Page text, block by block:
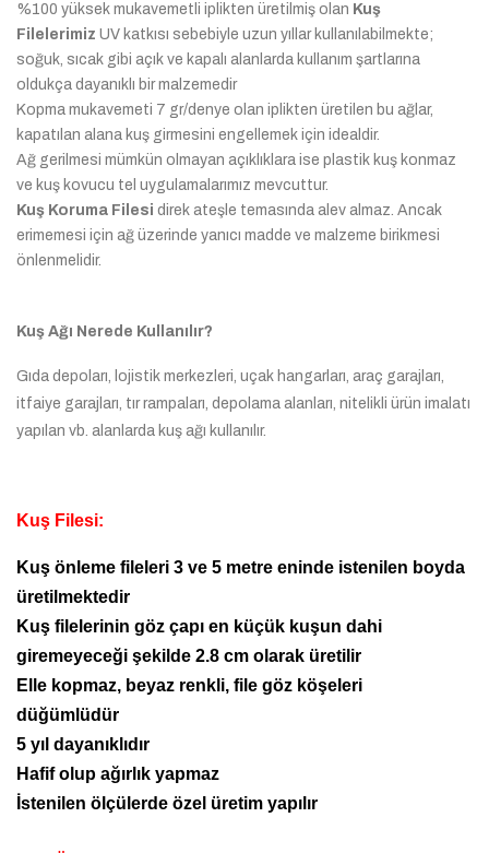
%100 yüksek mukavemetli iplikten üretilmiş olan Kuş
Filelerimiz UV katkısı sebebiyle uzun yıllar kullanılabilmekte;
soğuk, sıcak gibi açık ve kapalı alanlarda kullanım şartlarına
oldukça dayanıklı bir malzemedir
Kopma mukavemeti 7 gr/denye olan iplikten üretilen bu ağlar,
kapatılan alana kuş girmesini engellemek için idealdir.
Ağ gerilmesi mümkün olmayan açıklıklara ise plastik kuş konmaz
ve kuş kovucu tel uygulamalarımız mevcuttur.
Kuş Koruma Filesi direk ateşle temasında alev almaz. Ancak
erimemesi için ağ üzerinde yanıcı madde ve malzeme birikmesi
önlenmelidir.
Kuş Ağı Nerede Kullanılır?
Gıda depoları, lojistik merkezleri, uçak hangarları, araç garajları,
itfaiye garajları, tır rampaları, depolama alanları, nitelikli ürün imalatı
yapılan vb. alanlarda kuş ağı kullanılır.
Kuş Filesi:
Kuş önleme fileleri 3 ve 5 metre eninde istenilen boyda
üretilmektedir
Kuş filelerinin göz çapı en küçük kuşun dahi
giremeyeceği şekilde 2.8 cm olarak üretilir
Elle kopmaz, beyaz renkli, file göz köşeleri
düğümlüdür
5 yıl dayanıklıdır
Hafif olup ağırlık yapmaz
İstenilen ölçülerde özel üretim yapılır